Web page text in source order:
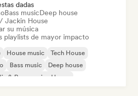
dadas
Bass musicDeep house
Jackin House
su música
playlists de mayor impacto
House music
Tech House
Bass music
Deep house
& Progressive House